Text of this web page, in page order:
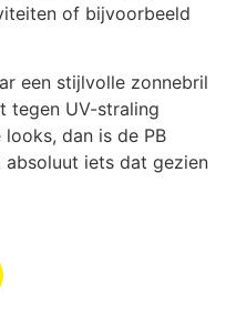
of bijvoorbeeld
een stijlvolle zonnebril
tegen UV-straling
dan is de PB
absoluut iets dat gezien